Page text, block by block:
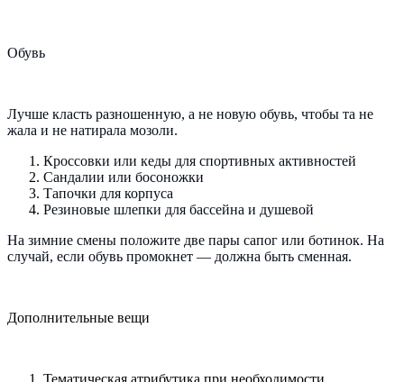
Обувь
Лучше класть разношенную, а не новую обувь, чтобы та не
жала и не натирала мозоли.
Кроссовки или кеды для спортивных активностей
Сандалии или босоножки
Тапочки для корпуса
Резиновые шлепки для бассейна и душевой
На зимние смены положите две пары сапог или ботинок. На
случай, если обувь промокнет — должна быть сменная.
Дополнительные вещи
Тематическая атрибутика при необходимости